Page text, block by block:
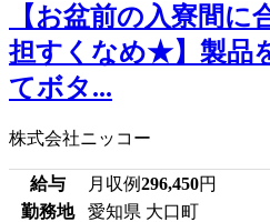
【お盆前の入寮間に
担すくなめ★】製品
てボタ...
株式会社ニッコー
給与 月収例296,450円
勤務地
愛知県 大口町